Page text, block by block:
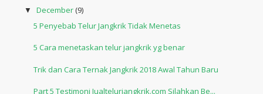
▼ December(9)
5 Penyebab Telur Jangkrik Tidak Menetas
5 Cara menetaskan telur jangkrik yg benar
Trik dan Cara Ternak Jangkrik 2018 Awal Tahun Baru
Part 5 Testimoni Jualtelurjangkrik.com Silahkan Be...